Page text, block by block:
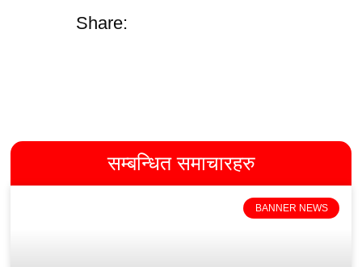
Share:
सम्बन्धित समाचारहरु
BANNER NEWS